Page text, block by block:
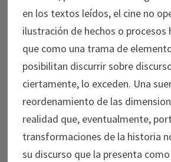
en los textos leídos, el cine no
ilustración de hechos o procesos
que como una trama de
posibilitan discurrir sobre
ciertamente, lo exceden. Una
reordenamiento de las
realidad que, eventualmente,
transformaciones de la historia
su discurso que la presenta